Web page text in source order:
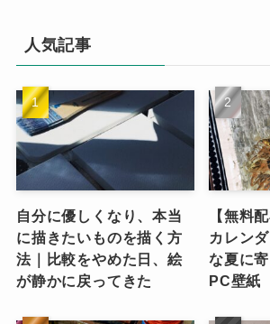
人気記事
自分に優しくなり、本当
に描きたいものを描く方
法｜比較をやめた日、絵
が静かに戻ってきた
【無料
カレン
な夏に
PC壁紙